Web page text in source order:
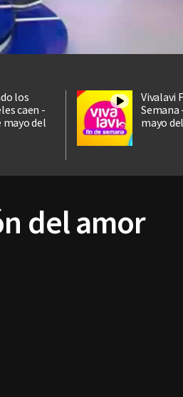
los
caen -
mayo del
Vivalavi
Semana
mayo
del amor